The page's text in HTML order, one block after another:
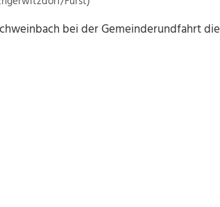
bei der Gemeinderundfahrt die